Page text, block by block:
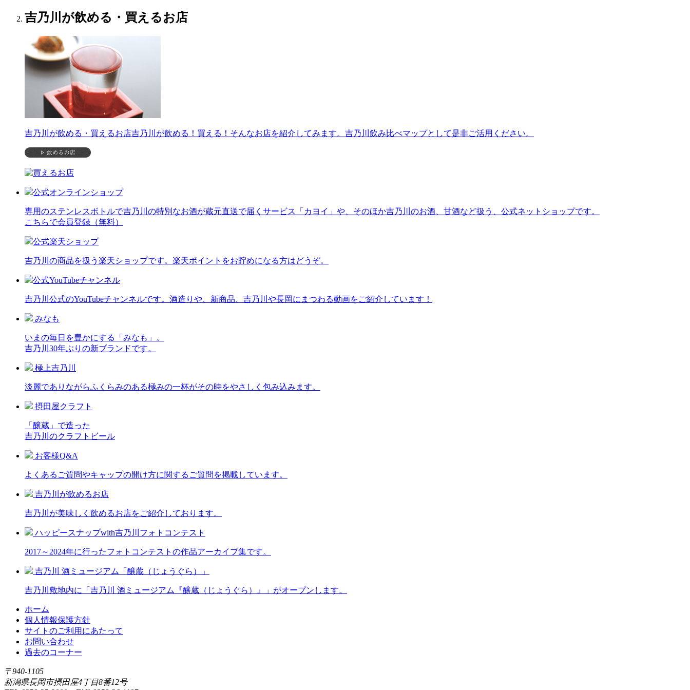
吉乃川が飲める・買えるお店
吉乃川が飲める・買えるお店吉乃川が飲める！買える！そんなお店を紹介してみます。吉乃川飲み比べマップとして是非ご活用ください。
公式オンラインショップ
専用のステンレスボトルで吉乃川の特別なお酒が蔵元直送で届くサービス「カヨイ」や、そのほか吉乃川のお酒、甘酒など扱う、公式ネットショップです。
こちらで会員登録（無料）
公式楽天ショップ
吉乃川の商品を扱う楽天ショップです。楽天ポイントをお貯めになる方はどうぞ。
公式YouTubeチャンネル
吉乃川公式のYouTubeチャンネルです。酒造りや、新商品、吉乃川や長岡にまつわる動画をご紹介しています！
みなも
いまの毎日を豊かにする「みなも」。
吉乃川30年ぶりの新ブランドです。
極上吉乃川
淡麗でありながらふくらみのある極みの一杯がその時をやさしく包み込みます。
摂田屋クラフト
「醸蔵」で造った
吉乃川のクラフトビール
お客様Q&A
よくあるご質問やキャップの開け方に関するご質問を掲載しています。
吉乃川が飲めるお店
吉乃川が美味しく飲めるお店をご紹介しております。
ハッピースナップwith吉乃川フォトコンテスト
2017～2024年に行ったフォトコンテストの作品アーカイブ集です。
吉乃川 酒ミュージアム「醸蔵（じょうぐら）」
吉乃川敷地内に「吉乃川 酒ミュージアム『醸蔵（じょうぐら）』」がオープンします。
ホーム
個人情報保護方針
サイトのご利用にあたって
お問い合わせ
過去のコーナー
〒940-1105
新潟県長岡市摂田屋4丁目8番12号